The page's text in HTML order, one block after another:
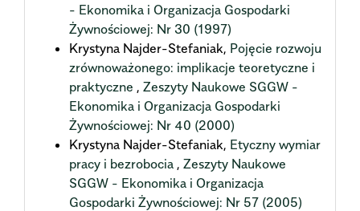
- Ekonomika i Organizacja Gospodarki
Żywnościowej: Nr 30 (1997)
Krystyna Najder-Stefaniak, Pojęcie rozwoju
zrównoważonego: implikacje teoretyczne i
praktyczne , Zeszyty Naukowe SGGW -
Ekonomika i Organizacja Gospodarki
Żywnościowej: Nr 40 (2000)
Krystyna Najder-Stefaniak, Etyczny wymiar
pracy i bezrobocia , Zeszyty Naukowe
SGGW - Ekonomika i Organizacja
Gospodarki Żywnościowej: Nr 57 (2005)